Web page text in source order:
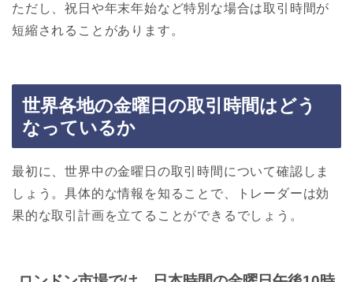
ただし、祝日や年末年始など特別な場合は取引時間が
短縮されることがあります。
世界各地の金曜日の取引時間はどう
なっているか
最初に、世界中の金曜日の取引時間について確認しま
しょう。具体的な情報を知ることで、トレーダーは効
果的な取引計画を立てることができるでしょう。